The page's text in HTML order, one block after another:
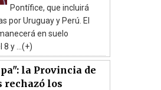
Pontífice, que incluirá
por Uruguay y Perú. El
en suelo
y ...(+)
la Provincia de
rechazó los